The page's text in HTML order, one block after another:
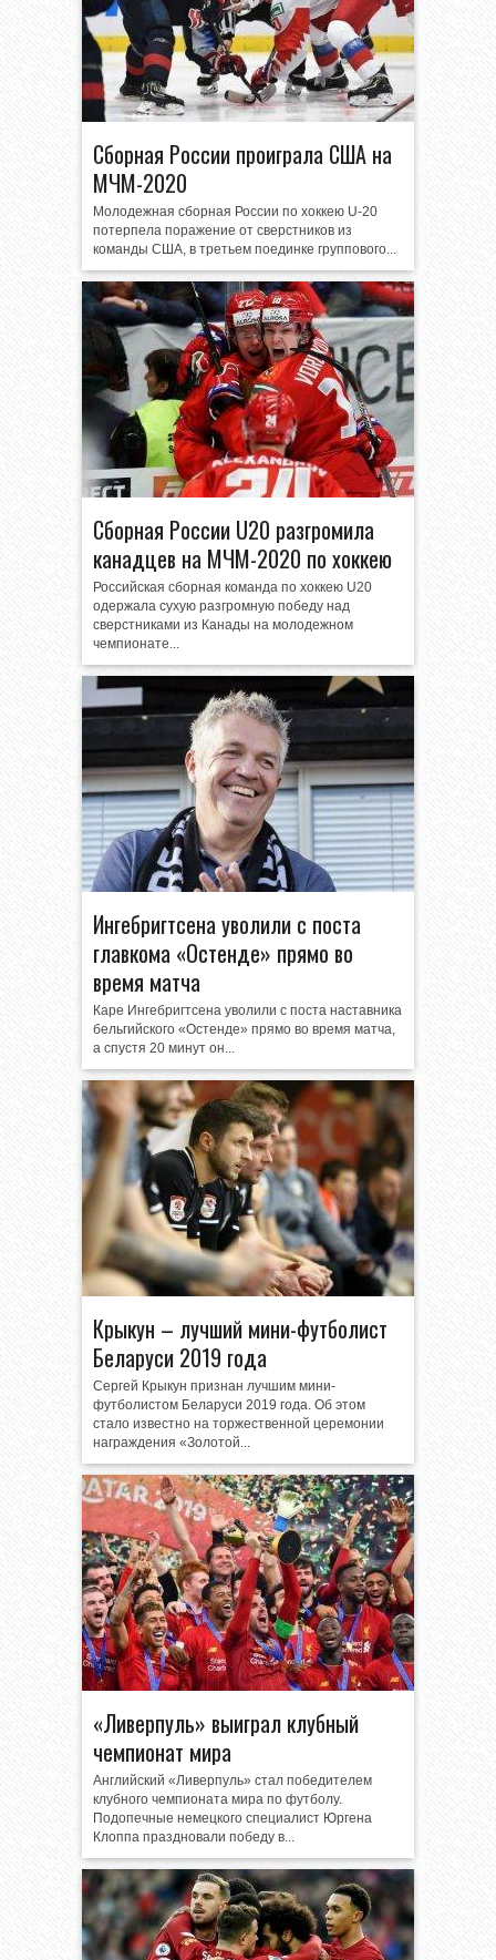
Сборная России проиграла США на
МЧМ-2020
Молодежная сборная России по хоккею U-20
потерпела поражение от сверстников из
команды США, в третьем поединке группового...
Сборная России U20 разгромила
канадцев на МЧМ-2020 по хоккею
Российская сборная команда по хоккею U20
одержала сухую разгромную победу над
сверстниками из Канады на молодежном
чемпионате...
Ингебригтсена уволили с поста
главкома «Остенде» прямо во
время матча
Каре Ингебригтсена уволили с поста наставника
бельгийского «Остенде» прямо во время матча,
а спустя 20 минут он...
Крыкун – лучший мини-футболист
Беларуси 2019 года
Сергей Крыкун признан лучшим мини-
футболистом Беларуси 2019 года. Об этом
стало известно на торжественной церемонии
награждения «Золотой...
«Ливерпуль» выиграл клубный
чемпионат мира
Английский «Ливерпуль» стал победителем
клубного чемпионата мира по футболу.
Подопечные немецкого специалист Юргена
Клоппа праздновали победу в...